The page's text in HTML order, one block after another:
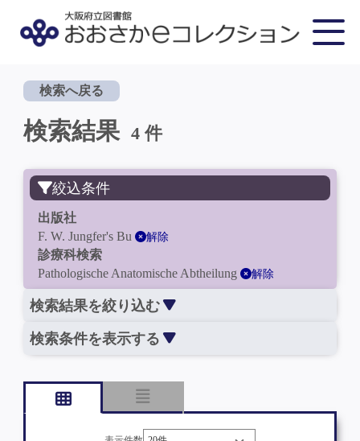
検索へ戻る
検索結果 4 件
絞込条件
出版社
F. W. Jungfer's Bu
解除
診療科検索
Pathologische Anatomische Abtheilung
解除
検索結果を絞り込む
検索条件を表示する